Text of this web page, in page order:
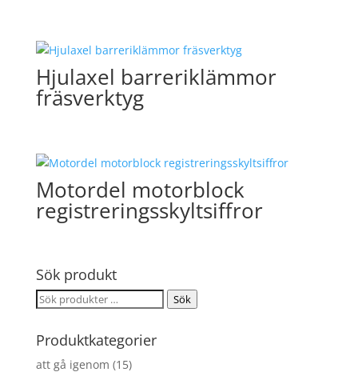
Hjulaxel barreriklämmor
fräsverktyg
Motordel motorblock
registreringsskyltsiffror
Sök produkt
Sök
Sök
Produktkategorier
att gå igenom (15)